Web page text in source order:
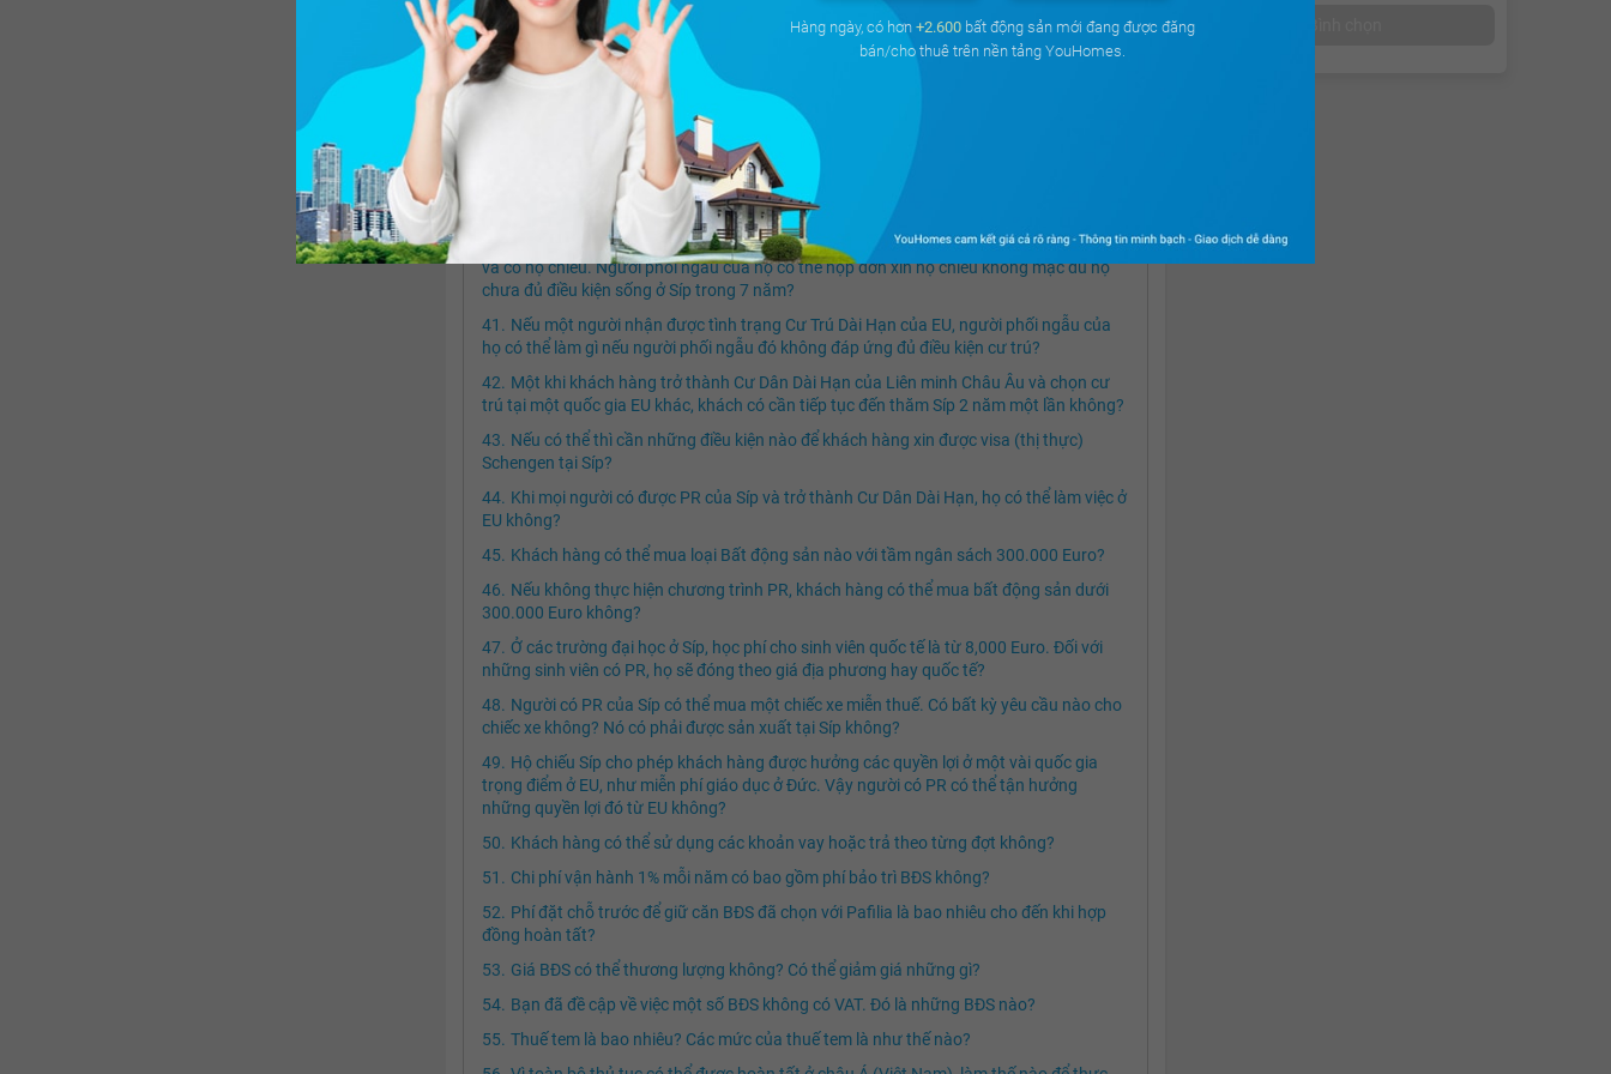
Con cái của một người giữ PR Síp đạt được Cư Dân Dài Hạn Châu Âu ở Síp sau quá
trình sinh sống ở Síp (ví dụ như học tập) trong 5 năm và tích lũy được tổng cộng 4 năm
2 tháng. Vậy cha mẹ của người con đó có thể cùng anh ta tham gia và được hưởng
quyền lợi như người không?
Một người đàn ông có PR và sau đó anh ta kết hôn, mất bao lâu để vợ anh ta có
Người có thẻ PR có thể nhận được những lợi ích gì khi trở thành đối tượng cư dân
thuế? Sự khác biệt về chi tiết giữa người có thẻ PR và hộ chiếu là gì?
Nếu khách hàng nộp đơn xin PR và có người phối ngẫu (Vợ/ Chồng) đã ở Síp 7 năm
và có hộ chiếu. Người phối ngẫu của họ có thể nộp đơn xin hộ chiếu không mặc dù họ
chưa đủ điều kiện sống ở Síp trong 7 năm?
Nếu một người nhận được tình trạng Cư Trú Dài Hạn của EU, người phối ngẫu của
họ có thể làm gì nếu người phối ngẫu đó không đáp ứng đủ điều kiện cư trú?
Một khi khách hàng trở thành Cư Dân Dài Hạn của Liên minh Châu Âu và chọn cư
trú tại một quốc gia EU khác, khách có cần tiếp tục đến thăm Síp 2 năm một lần không?
Nếu có thể thì cần những điều kiện nào để khách hàng xin được visa (thị thực)
Schengen tại Síp?
Khi mọi người có được PR của Síp và trở thành Cư Dân Dài Hạn, họ có thể làm việc ở
EU không?
Khách hàng có thể mua loại Bất động sản nào với tầm ngân sách 300.000 Euro?
Nếu không thực hiện chương trình PR, khách hàng có thể mua bất động sản dưới
300.000 Euro không?
Ở các trường đại học ở Síp, học phí cho sinh viên quốc tế là từ 8,000 Euro. Đối với
những sinh viên có PR, họ sẽ đóng theo giá địa phương hay quốc tế?
Người có PR của Síp có thể mua một chiếc xe miễn thuế. Có bất kỳ yêu cầu nào cho
chiếc xe không? Nó có phải được sản xuất tại Síp không?
Hộ chiếu Síp cho phép khách hàng được hưởng các quyền lợi ở một vài quốc gia
trọng điểm ở EU, như miễn phí giáo dục ở Đức. Vậy người có PR có thể tận hưởng
những quyền lợi đó từ EU không?
Khách hàng có thể sử dụng các khoản vay hoặc trả theo từng đợt không?
Chi phí vận hành 1% mỗi năm có bao gồm phí bảo trì BĐS không?
Phí đặt chỗ trước để giữ căn BĐS đã chọn với Pafilia là bao nhiêu cho đến khi hợp
đồng hoàn tất?
Giá BĐS có thể thương lượng không? Có thể giảm giá những gì?
Bạn đã đề cập về việc một số BĐS không có VAT. Đó là những BĐS nào?
Thuế tem là bao nhiêu? Các mức của thuế tem là như thế nào?
Hàng ngày, có hơn +2.600 bất động sản mới đang được đăng
bán/cho thuê trên nền tảng YouHomes.